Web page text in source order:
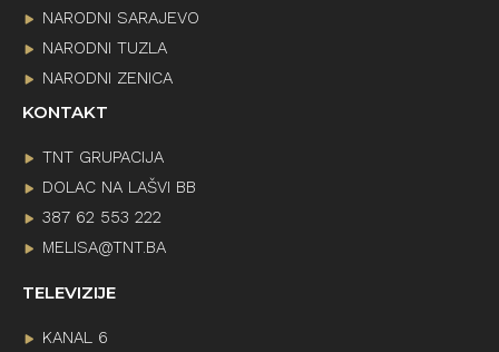
NARODNI SARAJEVO
NARODNI TUZLA
NARODNI ZENICA
KONTAKT
TNT GRUPACIJA
DOLAC NA LAŠVI BB
387 62 553 222
MELISA@TNT.BA
TELEVIZIJE
KANAL 6